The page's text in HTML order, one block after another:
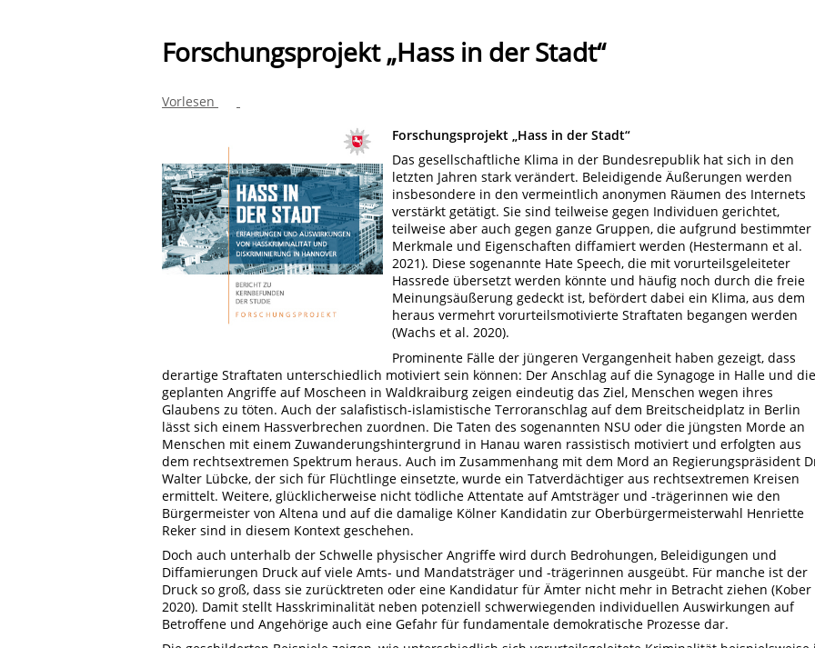
Forschungsprojekt „Hass in der Stadt“
Vorlesen
Forschungsprojekt „Hass in der Stadt“
Das gesellschaftliche Klima in der Bundesrepublik hat sich in den
letzten Jahren stark verändert. Beleidigende Äußerungen werden
insbesondere in den vermeintlich anonymen Räumen des Internets
verstärkt getätigt. Sie sind teilweise gegen Individuen gerichtet,
teilweise aber auch gegen ganze Gruppen, die aufgrund bestimmter
Merkmale und Eigenschaften diffamiert werden (Hestermann et al.
2021). Diese sogenannte Hate Speech, die mit vorurteilsgeleiteter
Hassrede übersetzt werden könnte und häufig noch durch die freie
Meinungsäußerung gedeckt ist, befördert dabei ein Klima, aus dem
heraus vermehrt vorurteilsmotivierte Straftaten begangen werden
(Wachs et al. 2020).
Prominente Fälle der jüngeren Vergangenheit haben gezeigt, dass
derartige Straftaten unterschiedlich motiviert sein können: Der Anschlag auf die Synagoge in Halle und die
geplanten Angriffe auf Moscheen in Waldkraiburg zeigen eindeutig das Ziel, Menschen wegen ihres
Glaubens zu töten. Auch der salafistisch-islamistische Terroranschlag auf dem Breitscheidplatz in Berlin
lässt sich einem Hassverbrechen zuordnen. Die Taten des sogenannten NSU oder die jüngsten Morde an
Menschen mit einem Zuwanderungshintergrund in Hanau waren rassistisch motiviert und erfolgten aus
dem rechtsextremen Spektrum heraus. Auch im Zusammenhang mit dem Mord an Regierungspräsident
Walter Lübcke, der sich für Flüchtlinge einsetzte, wurde ein Tatverdächtiger aus rechtsextremen Kreisen
ermittelt. Weitere, glücklicherweise nicht tödliche Attentate auf Amtsträger und -trägerinnen wie den
Bürgermeister von Altena und auf die damalige Kölner Kandidatin zur Oberbürgermeisterwahl Henriette
Reker sind in diesem Kontext geschehen.
Doch auch unterhalb der Schwelle physischer Angriffe wird durch Bedrohungen, Beleidigungen und
Diffamierungen Druck auf viele Amts- und Mandatsträger und -trägerinnen ausgeübt. Für manche ist der
Druck so groß, dass sie zurücktreten oder eine Kandidatur für Ämter nicht mehr in Betracht ziehen (Kober
2020). Damit stellt Hasskriminalität neben potenziell schwerwiegenden individuellen Auswirkungen auf
Betroffene und Angehörige auch eine Gefahr für fundamentale demokratische Prozesse dar.